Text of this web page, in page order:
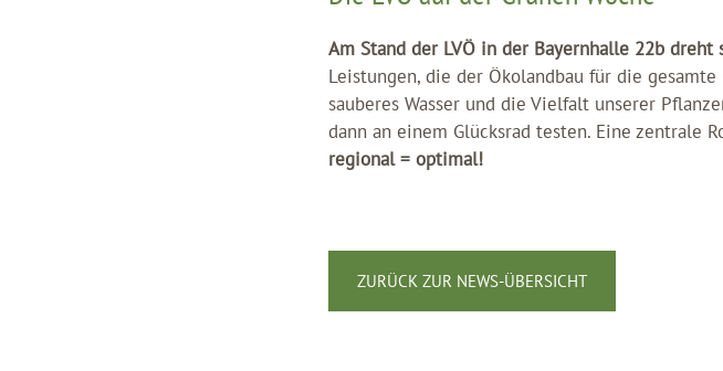
Am Stand der LVÖ in der Bayernhalle 22b dreht
Leistungen, die der Ökolandbau für die
sauberes Wasser und die Vielfalt unserer
dann an einem Glücksrad testen. Eine zentrale
regional = optimal!
ZURÜCK ZUR NEWS-ÜBERSICHT